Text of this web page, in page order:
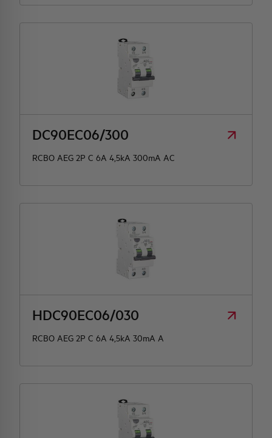
DC90EC06/300
RCBO AEG 2P C 6A 4,5kA 300mA AC
HDC90EC06/030
RCBO AEG 2P C 6A 4,5kA 30mA A